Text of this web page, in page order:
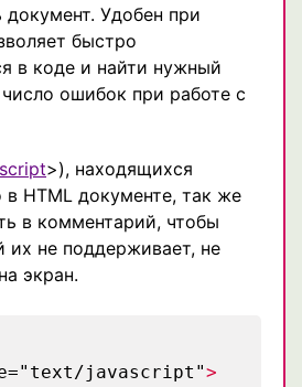
документ. Удобен при
быстро
в коде и найти нужный
ошибок при работе с
script>), находящихся
в HTML документе, так же
в комментарий, чтобы
их не поддерживает, не
экран.
javascript">